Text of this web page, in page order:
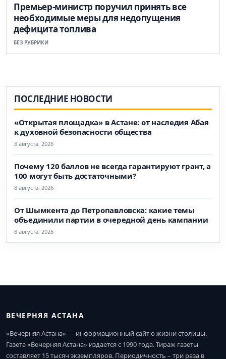
Премьер-министр поручил принять все
необходимые меры для недопущения
дефицита топлива
БЕЗ РУБРИКИ
ПОСЛЕДНИЕ НОВОСТИ
«Открытая площадка» в Астане: от наследия Абая
к духовной безопасности общества
8 августа, 2026
Почему 120 баллов не всегда гарантируют грант, а
100 могут быть достаточными?
8 августа, 2026
От Шымкента до Петропавловска: какие темы
объединили партии в очередной день кампании
8 августа, 2026
ВЕЧЕРНЯЯ АСТАНА
«Вечерняя Астана» — информационный сайт о жизни столицы.
Газета «Вечерняя Астана» издается с 1990 года. Тираж газеты
составляет 15 тысяч экземпляров. Периодичность – три раза в